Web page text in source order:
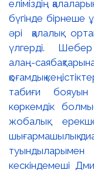
еліміздің
бүгінде бірнеше
әрі қалалық
үлгерді. Шебер
алаң-
қоғамдық
табиғи бояуын
көркемдік
жобалық
шығармашылық
туындыларымен
кескіндемеші